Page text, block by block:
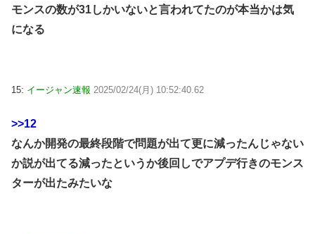
モンスの数が31しかいないと言われてたのが本当かは気
になる
15: イージャン速報 2025/02/24(月) 10:52:40.62
>>12
なんか開発の最終段階で問題が出て更に減ったんじゃない
か説が出てる減ったというか後回しでアプデ行きのモンス
ターが出たみたいな